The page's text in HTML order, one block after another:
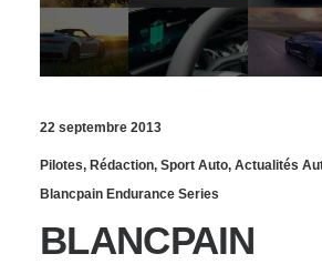
22 septembre 2013
Pilotes, Rédaction, Sport Auto, Actualités
Blancpain Endurance Series
BLANCPAIN